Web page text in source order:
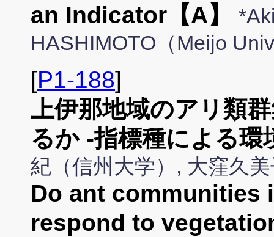
an Indicator【A】
HASHIMOTO（Meijo
[P1-188]
上伊那地域のアリ類
るか -指標種による環
紀（信州大学）, 大窪久
Do ant communities
respond to